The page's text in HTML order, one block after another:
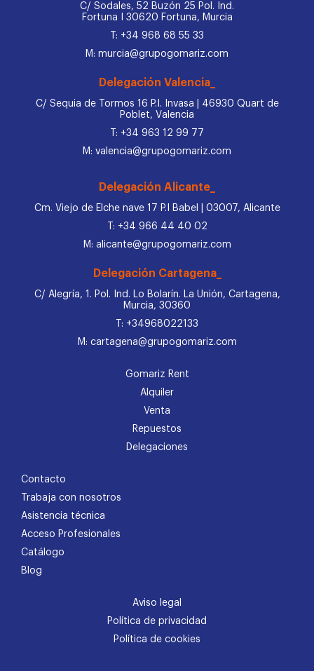
C/ Sodales, 52 Buzón 25 Pol. Ind.
Fortuna I 30620 Fortuna, Murcia
T: +34 968 68 55 33
M: murcia@grupogomariz.com
Delegación Valencia_
C/ Sequia de Tormos 16 P.I. Invasa | 46930 Quart de
Poblet, Valencia
T: +34 963 12 99 77
M: valencia@grupogomariz.com
Delegación Alicante_
Cm. Viejo de Elche nave 17 P.I Babel | 03007, Alicante
T: +34 966 44 40 02
M: alicante@grupogomariz.com
Delegación Cartagena_
C/ Alegría, 1. Pol. Ind. Lo Bolarín. La Unión, Cartagena,
Murcia, 30360
T: +34968022133
M: cartagena@grupogomariz.com
Gomariz Rent
Alquiler
Venta
Repuestos
Delegaciones
Contacto
Trabaja con nosotros
Asistencia técnica
Acceso Profesionales
Catálogo
Blog
Aviso legal
Política de privacidad
Política de cookies